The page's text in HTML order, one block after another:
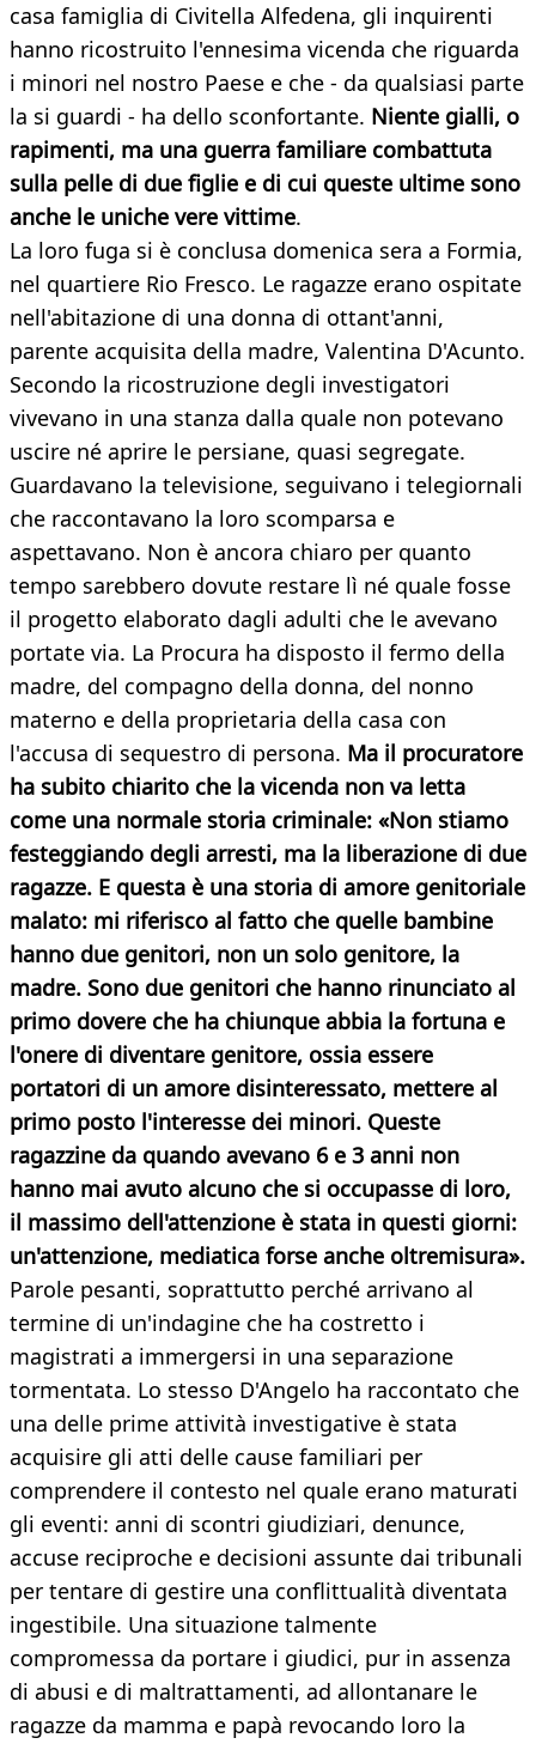
casa famiglia di Civitella Alfedena, gli inquirenti
hanno ricostruito l'ennesima vicenda che riguarda
i minori nel nostro Paese e che - da qualsiasi parte
la si guardi - ha dello sconfortante. Niente gialli, o
rapimenti, ma una guerra familiare combattuta
sulla pelle di due figlie e di cui queste ultime sono
anche le uniche vere vittime.
La loro fuga si è conclusa domenica sera a Formia,
nel quartiere Rio Fresco. Le ragazze erano ospitate
nell'abitazione di una donna di ottant'anni,
parente acquisita della madre, Valentina D'Acunto.
Secondo la ricostruzione degli investigatori
vivevano in una stanza dalla quale non potevano
uscire né aprire le persiane, quasi segregate.
Guardavano la televisione, seguivano i telegiornali
che raccontavano la loro scomparsa e
aspettavano. Non è ancora chiaro per quanto
tempo sarebbero dovute restare lì né quale fosse
il progetto elaborato dagli adulti che le avevano
portate via. La Procura ha disposto il fermo della
madre, del compagno della donna, del nonno
materno e della proprietaria della casa con
l'accusa di sequestro di persona. Ma il procuratore
ha subito chiarito che la vicenda non va letta
come una normale storia criminale: «Non stiamo
festeggiando degli arresti, ma la liberazione di due
ragazze. E questa è una storia di amore genitoriale
malato: mi riferisco al fatto che quelle bambine
hanno due genitori, non un solo genitore, la
madre. Sono due genitori che hanno rinunciato al
primo dovere che ha chiunque abbia la fortuna e
l'onere di diventare genitore, ossia essere
portatori di un amore disinteressato, mettere al
primo posto l'interesse dei minori. Queste
ragazzine da quando avevano 6 e 3 anni non
hanno mai avuto alcuno che si occupasse di loro,
il massimo dell'attenzione è stata in questi giorni:
un'attenzione, mediatica forse anche oltremisura».
Parole pesanti, soprattutto perché arrivano al
termine di un'indagine che ha costretto i
magistrati a immergersi in una separazione
tormentata. Lo stesso D'Angelo ha raccontato che
una delle prime attività investigative è stata
acquisire gli atti delle cause familiari per
comprendere il contesto nel quale erano maturati
gli eventi: anni di scontri giudiziari, denunce,
accuse reciproche e decisioni assunte dai tribunali
per tentare di gestire una conflittualità diventata
ingestibile. Una situazione talmente
compromessa da portare i giudici, pur in assenza
di abusi e di maltrattamenti, ad allontanare le
ragazze da mamma e papà revocando loro la